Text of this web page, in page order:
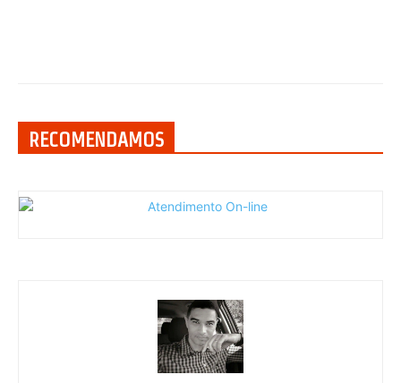
RECOMENDAMOS